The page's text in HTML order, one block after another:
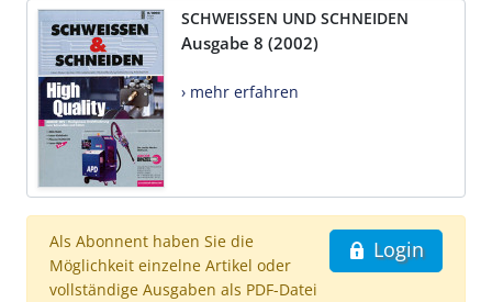
SCHWEISSEN UND SCHNEIDEN
Ausgabe 8 (2002)
› mehr erfahren
Login
Als Abonnent haben Sie die
Möglichkeit einzelne Artikel oder
vollständige Ausgaben als PDF-Datei